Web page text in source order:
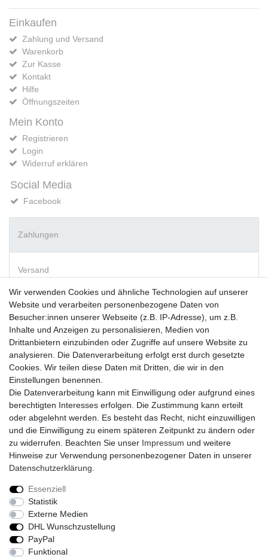
Einkaufen
Zahlung und Versand
Warenkorb
Zur Kasse
Kontakt
Hilfe
Öffnungszeiten
Mein Konto
Registrieren
Login
Widerruf erklären
Social Media
Facebook
Zahlungen
Versand
Vorkasse
PayPal
Sofortüberweisung
Kreditkarte
AmazonPay
Bar bei Abholung
Widerrufs­recht Widerrufs­formular Impressum
Daten­schutz­erklärung
© Copyright 2026 | Alle Rechte vorbehalten.
Realisierung und Umsetzung by
Wir verwenden Cookies und ähnliche Technologien auf unserer
Website und verarbeiten personenbezogene Daten von
Besucher:innen unserer Webseite (z.B. IP-Adresse), um z.B.
Inhalte und Anzeigen zu personalisieren, Medien von
Drittanbietern einzubinden oder Zugriffe auf unsere Website zu
analysieren. Die Datenverarbeitung erfolgt erst durch gesetzte
Cookies. Wir teilen diese Daten mit Dritten, die wir in den
Einstellungen benennen.
Die Datenverarbeitung kann mit Einwilligung oder aufgrund eines
berechtigten Interesses erfolgen. Die Zustimmung kann erteilt
oder abgelehnt werden. Es besteht das Recht, nicht einzuwilligen
und die Einwilligung zu einem späteren Zeitpunkt zu ändern oder
zu widerrufen. Beachten Sie unser Impressum und weitere
Hinweise zur Verwendung personenbezogener Daten in unserer
Daten­schutz­erklärung
Essenziell
Statistik
Externe Medien
DHL Wunschzustellung
PayPal
Funktional